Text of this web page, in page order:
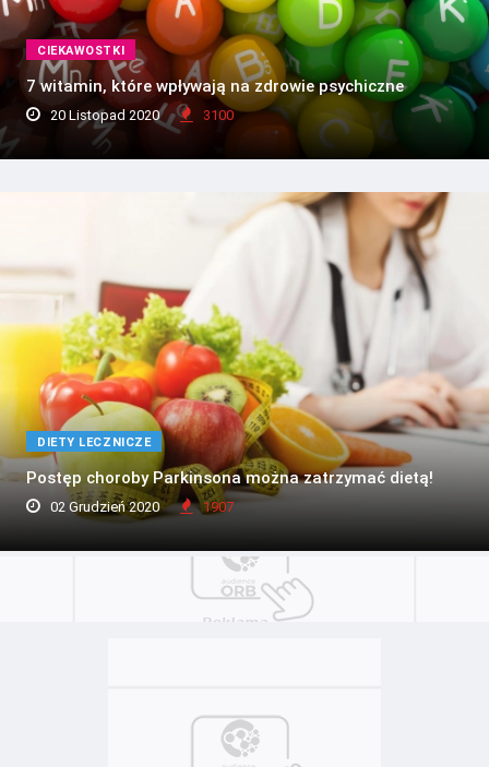
CIEKAWOSTKI
7 witamin, które wpływają na zdrowie psychiczne
20 Listopad 2020 3100
DIETY LECZNICZE
Postęp choroby Parkinsona można zatrzymać dietą!
02 Grudzień 2020 1907